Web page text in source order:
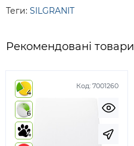
Теги: SILGRANIT
Рекомендовані товари
Код: 7001260
4
6
4